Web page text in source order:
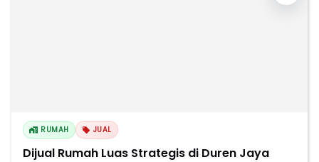
RUMAH JUAL
Dijual Rumah Luas Strategis di Duren Jaya